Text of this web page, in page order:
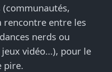
rencontre entre les
nerds ou
vidéo...), pour le
pire.